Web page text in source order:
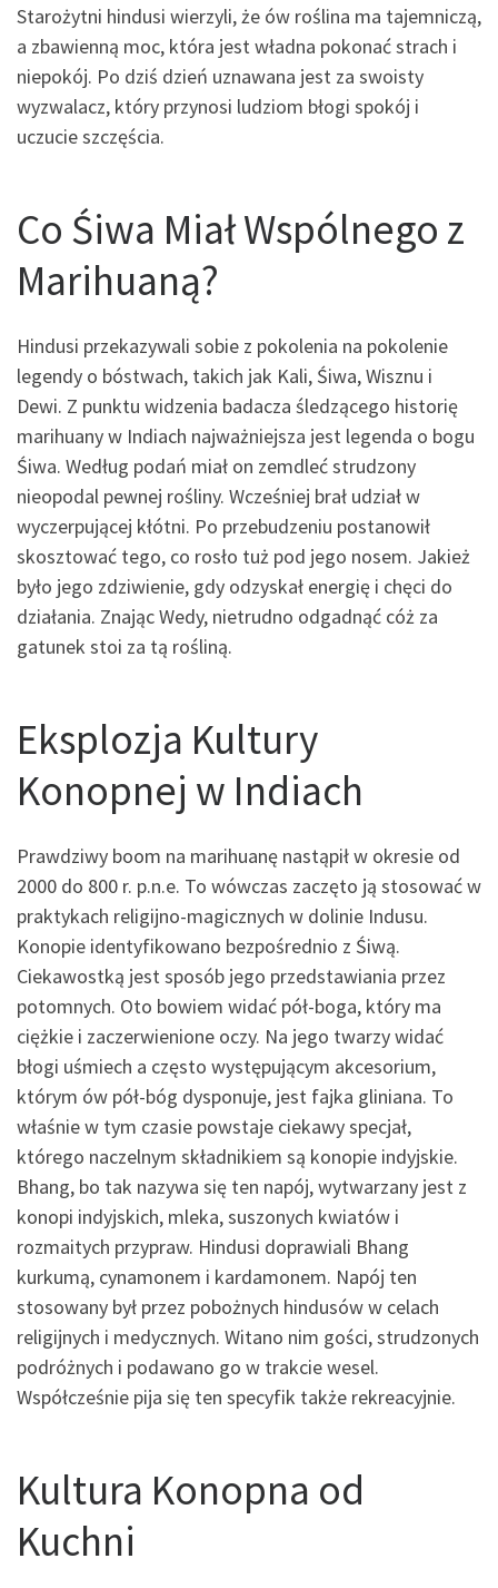
Starożytni hindusi wierzyli, że ów roślina ma tajemniczą,
a zbawienną moc, która jest władna pokonać strach i
niepokój. Po dziś dzień uznawana jest za swoisty
wyzwalacz, który przynosi ludziom błogi spokój i
uczucie szczęścia.
Co Śiwa Miał Wspólnego z
Marihuaną?
Hindusi przekazywali sobie z pokolenia na pokolenie
legendy o bóstwach, takich jak Kali, Śiwa, Wisznu i
Dewi. Z punktu widzenia badacza śledzącego historię
marihuany w Indiach najważniejsza jest legenda o bogu
Śiwa. Według podań miał on zemdleć strudzony
nieopodal pewnej rośliny. Wcześniej brał udział w
wyczerpującej kłótni. Po przebudzeniu postanowił
skosztować tego, co rosło tuż pod jego nosem. Jakież
było jego zdziwienie, gdy odzyskał energię i chęci do
działania. Znając Wedy, nietrudno odgadnąć cóż za
gatunek stoi za tą rośliną.
Eksplozja Kultury
Konopnej w Indiach
Prawdziwy boom na marihuanę nastąpił w okresie od
2000 do 800 r. p.n.e. To wówczas zaczęto ją stosować w
praktykach religijno-magicznych w dolinie Indusu.
Konopie identyfikowano bezpośrednio z Śiwą.
Ciekawostką jest sposób jego przedstawiania przez
potomnych. Oto bowiem widać pół-boga, który ma
ciężkie i zaczerwienione oczy. Na jego twarzy widać
błogi uśmiech a często występującym akcesorium,
którym ów pół-bóg dysponuje, jest fajka gliniana. To
właśnie w tym czasie powstaje ciekawy specjał,
którego naczelnym składnikiem są konopie indyjskie.
Bhang, bo tak nazywa się ten napój, wytwarzany jest z
konopi indyjskich, mleka, suszonych kwiatów i
rozmaitych przypraw. Hindusi doprawiali Bhang
kurkumą, cynamonem i kardamonem. Napój ten
stosowany był przez pobożnych hindusów w celach
religijnych i medycznych. Witano nim gości, strudzonych
podróżnych i podawano go w trakcie wesel.
Współcześnie pija się ten specyfik także rekreacyjnie.
Kultura Konopna od
Kuchni